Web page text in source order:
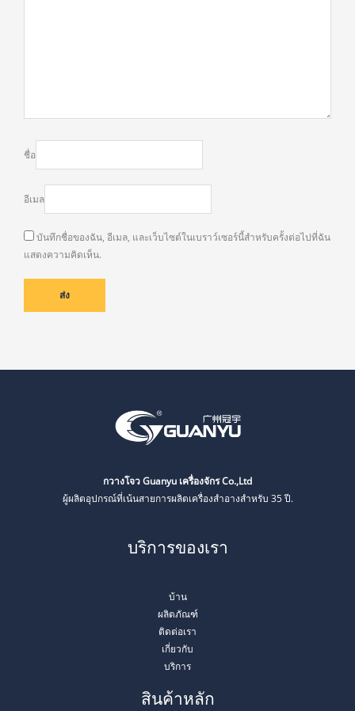
ชื่อ
อีเมล
บันทึกชื่อของฉัน, อีเมล, และเว็บไซต์ในเบราว์เซอร์นี้สำหรับครั้งต่อไปที่ฉัน
แสดงความคิดเห็น.
กวางโจว Guanyu เครื่องจักร Co.,Ltd
ผู้ผลิตอุปกรณ์ที่เน้นสายการผลิตเครื่องสำอางสำหรับ 35 ปี.
บริการของเรา
บ้าน
ผลิตภัณฑ์
ติดต่อเรา
เกี่ยวกับ
บริการ
สินค้าหลัก